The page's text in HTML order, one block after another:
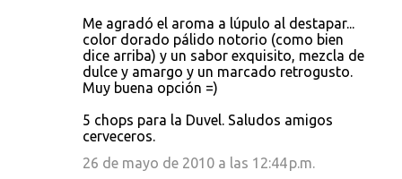
Me agradó el aroma a lúpulo al destapar...
color dorado pálido notorio (como bien
dice arriba) y un sabor exquisito, mezcla de
dulce y amargo y un marcado retrogusto.
Muy buena opción =)
5 chops para la Duvel. Saludos amigos
cerveceros.
26 de mayo de 2010 a las 12:44 p.m.